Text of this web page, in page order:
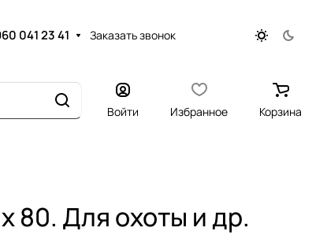
041 23 41 Заказать звонок
Войти Избранное Корзина
80. Для охоты и др.